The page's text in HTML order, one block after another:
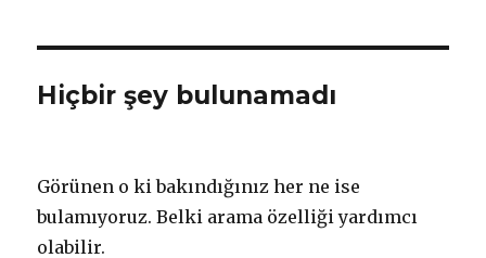
Hiçbir şey bulunamadı
Görünen o ki bakındığınız her ne ise
bulamıyoruz. Belki arama özelliği yardımcı
olabilir.